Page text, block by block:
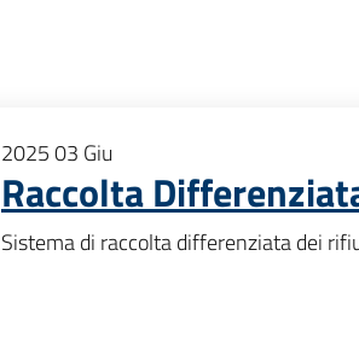
202503 Giu
Raccolta
Sistema di raccolta differenziata dei